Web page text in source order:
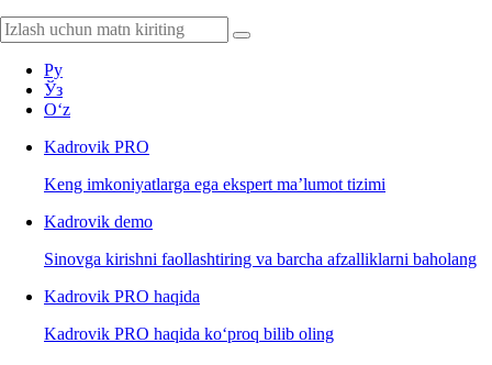
Ру
Ўз
Oʻz
Kadrovik PRO
Keng imkoniyatlarga ega ekspert ma’lumot tizimi
Kadrovik demo
Sinovga kirishni faollashtiring va barcha afzalliklarni baholang
Kadrovik PRO haqida
Kadrovik PRO haqida koʻproq bilib oling